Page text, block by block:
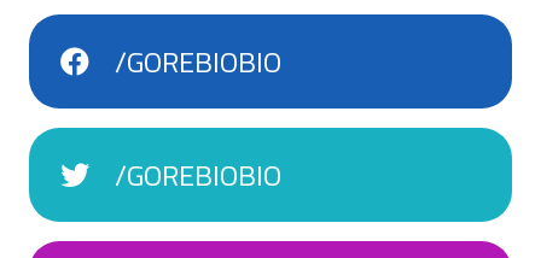
/GOREBIOBIO
/GOREBIOBIO